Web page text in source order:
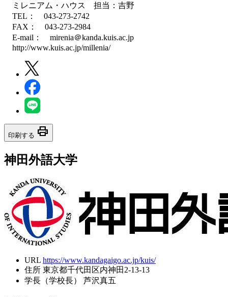
ミレニアム・ハウス 担当：吉野
TEL： 043-273-2742
FAX： 043-273-2984
E-mail： mirenia＠kanda.kuis.ac.jp
http://www.kuis.ac.jp/millenia/
印刷する print
神田外語大学
URL https://www.kandagaigo.ac.jp/kuis/
住所 東京都千代田区内神田2-13-13
学長（学校長）
芦沢真五